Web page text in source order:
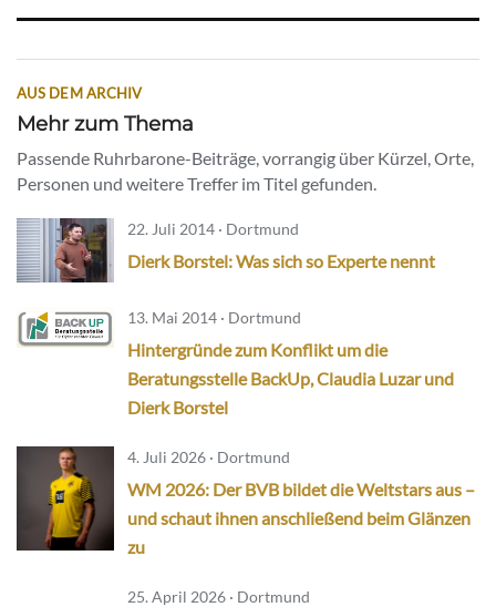
AUS DEM ARCHIV
Mehr zum Thema
Passende Ruhrbarone-Beiträge, vorrangig über Kürzel, Orte,
Personen und weitere Treffer im Titel gefunden.
22. Juli 2014 · Dortmund
Dierk Borstel: Was sich so Experte nennt
13. Mai 2014 · Dortmund
Hintergründe zum Konflikt um die
Beratungsstelle BackUp, Claudia Luzar und
Dierk Borstel
4. Juli 2026 · Dortmund
WM 2026: Der BVB bildet die Weltstars aus –
und schaut ihnen anschließend beim Glänzen
zu
25. April 2026 · Dortmund